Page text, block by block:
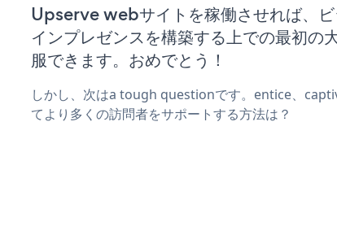
Upserve webサイトを稼働させれば、ビ
インプレゼンスを構築する上での最初の
服できます。おめでとう！
しかし、次はa tough questionです。entice、
てより多くの訪問者をサポートする方法は？